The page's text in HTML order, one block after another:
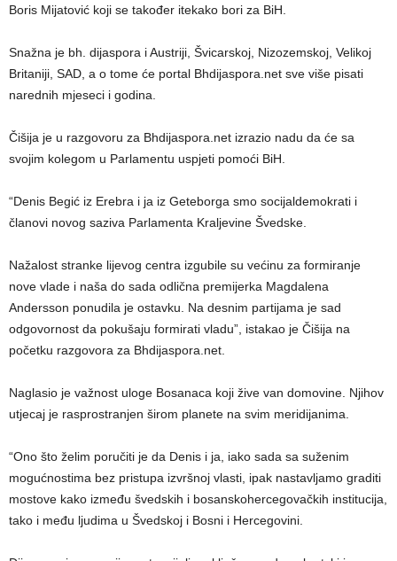
Boris Mijatović koji se također itekako bori za BiH.
Snažna je bh. dijaspora i Austriji, Švicarskoj, Nizozemskoj, Velikoj
Britaniji, SAD, a o tome će portal Bhdijaspora.net sve više pisati
narednih mjeseci i godina.
Čišija je u razgovoru za Bhdijaspora.net izrazio nadu da će sa
svojim kolegom u Parlamentu uspjeti pomoći BiH.
“Denis Begić iz Erebra i ja iz Geteborga smo socijaldemokrati i
članovi novog saziva Parlamenta Kraljevine Švedske.
Nažalost stranke lijevog centra izgubile su većinu za formiranje
nove vlade i naša do sada odlična premijerka Magdalena
Andersson ponudila je ostavku. Na desnim partijama je sad
odgovornost da pokušaju formirati vladu”, istakao je Čišija na
početku razgovora za Bhdijaspora.net.
Naglasio je važnost uloge Bosanaca koji žive van domovine. Njihov
utjecaj je rasprostranjen širom planete na svim meridijanima.
“Ono što želim poručiti je da Denis i ja, iako sada sa suženim
mogućnostima bez pristupa izvršnoj vlasti, ipak nastavljamo graditi
mostove kako između švedskih i bosanskohercegovačkih institucija,
tako i među ljudima u Švedskoj i Bosni i Hercegovini.